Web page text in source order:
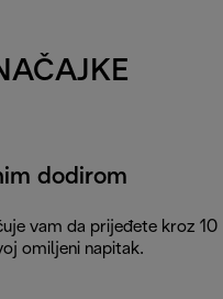
dodirom
vam da prijeđete kroz 10
omiljeni napitak.